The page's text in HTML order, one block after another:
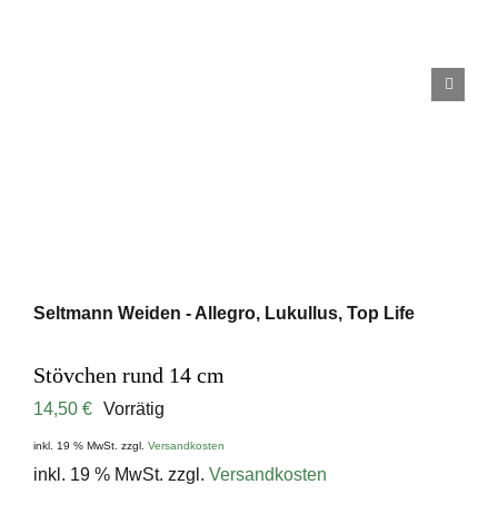
Seltmann Weiden - Allegro, Lukullus, Top Life
Stövchen rund 14 cm
14,50 € Vorrätig
inkl. 19 % MwSt. zzgl. Versandkosten
inkl. 19 % MwSt. zzgl. Versandkosten